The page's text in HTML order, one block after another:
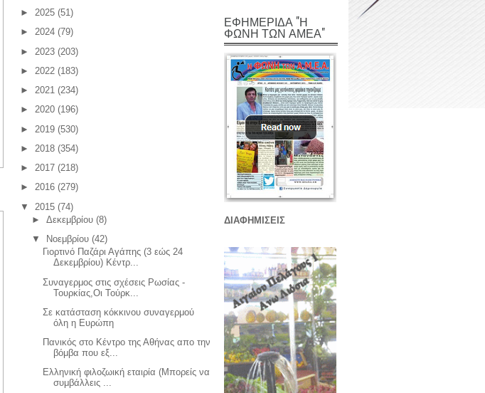
► 2025 (51)
► 2024 (79)
► 2023 (203)
► 2022 (183)
► 2021 (234)
► 2020 (196)
► 2019 (530)
► 2018 (354)
► 2017 (218)
► 2016 (279)
▼
2015 (74)
► Δεκεμβρίου (8)
▼
Νοεμβρίου (42)
Γιορτινό Παζάρι Αγάπης (3 εώς 24
Δεκεμβρίου) Κέντρ...
Συναγερμος στις σχέσεις Ρωσίας -
Τουρκίας,Οι Τούρκ...
Σε κατάσταση κόκκινου συναγερμού
όλη η Ευρώπη
Πανικός στο Κέντρο της Αθήνας απο την
βόμβα που εξ...
Ελληνική φιλοζωική εταιρία (Μπορείς να
συμβάλλεις ...
ΕΦΗΜΕΡΙΔΑ "Η
ΦΩΝΗ ΤΩΝ ΑΜΕΑ"
ΔΙΑΦΗΜΙΣΕΙΣ